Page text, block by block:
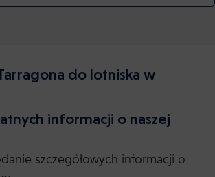
do lotniska w
informacji o naszej
szczegółowych informacji o